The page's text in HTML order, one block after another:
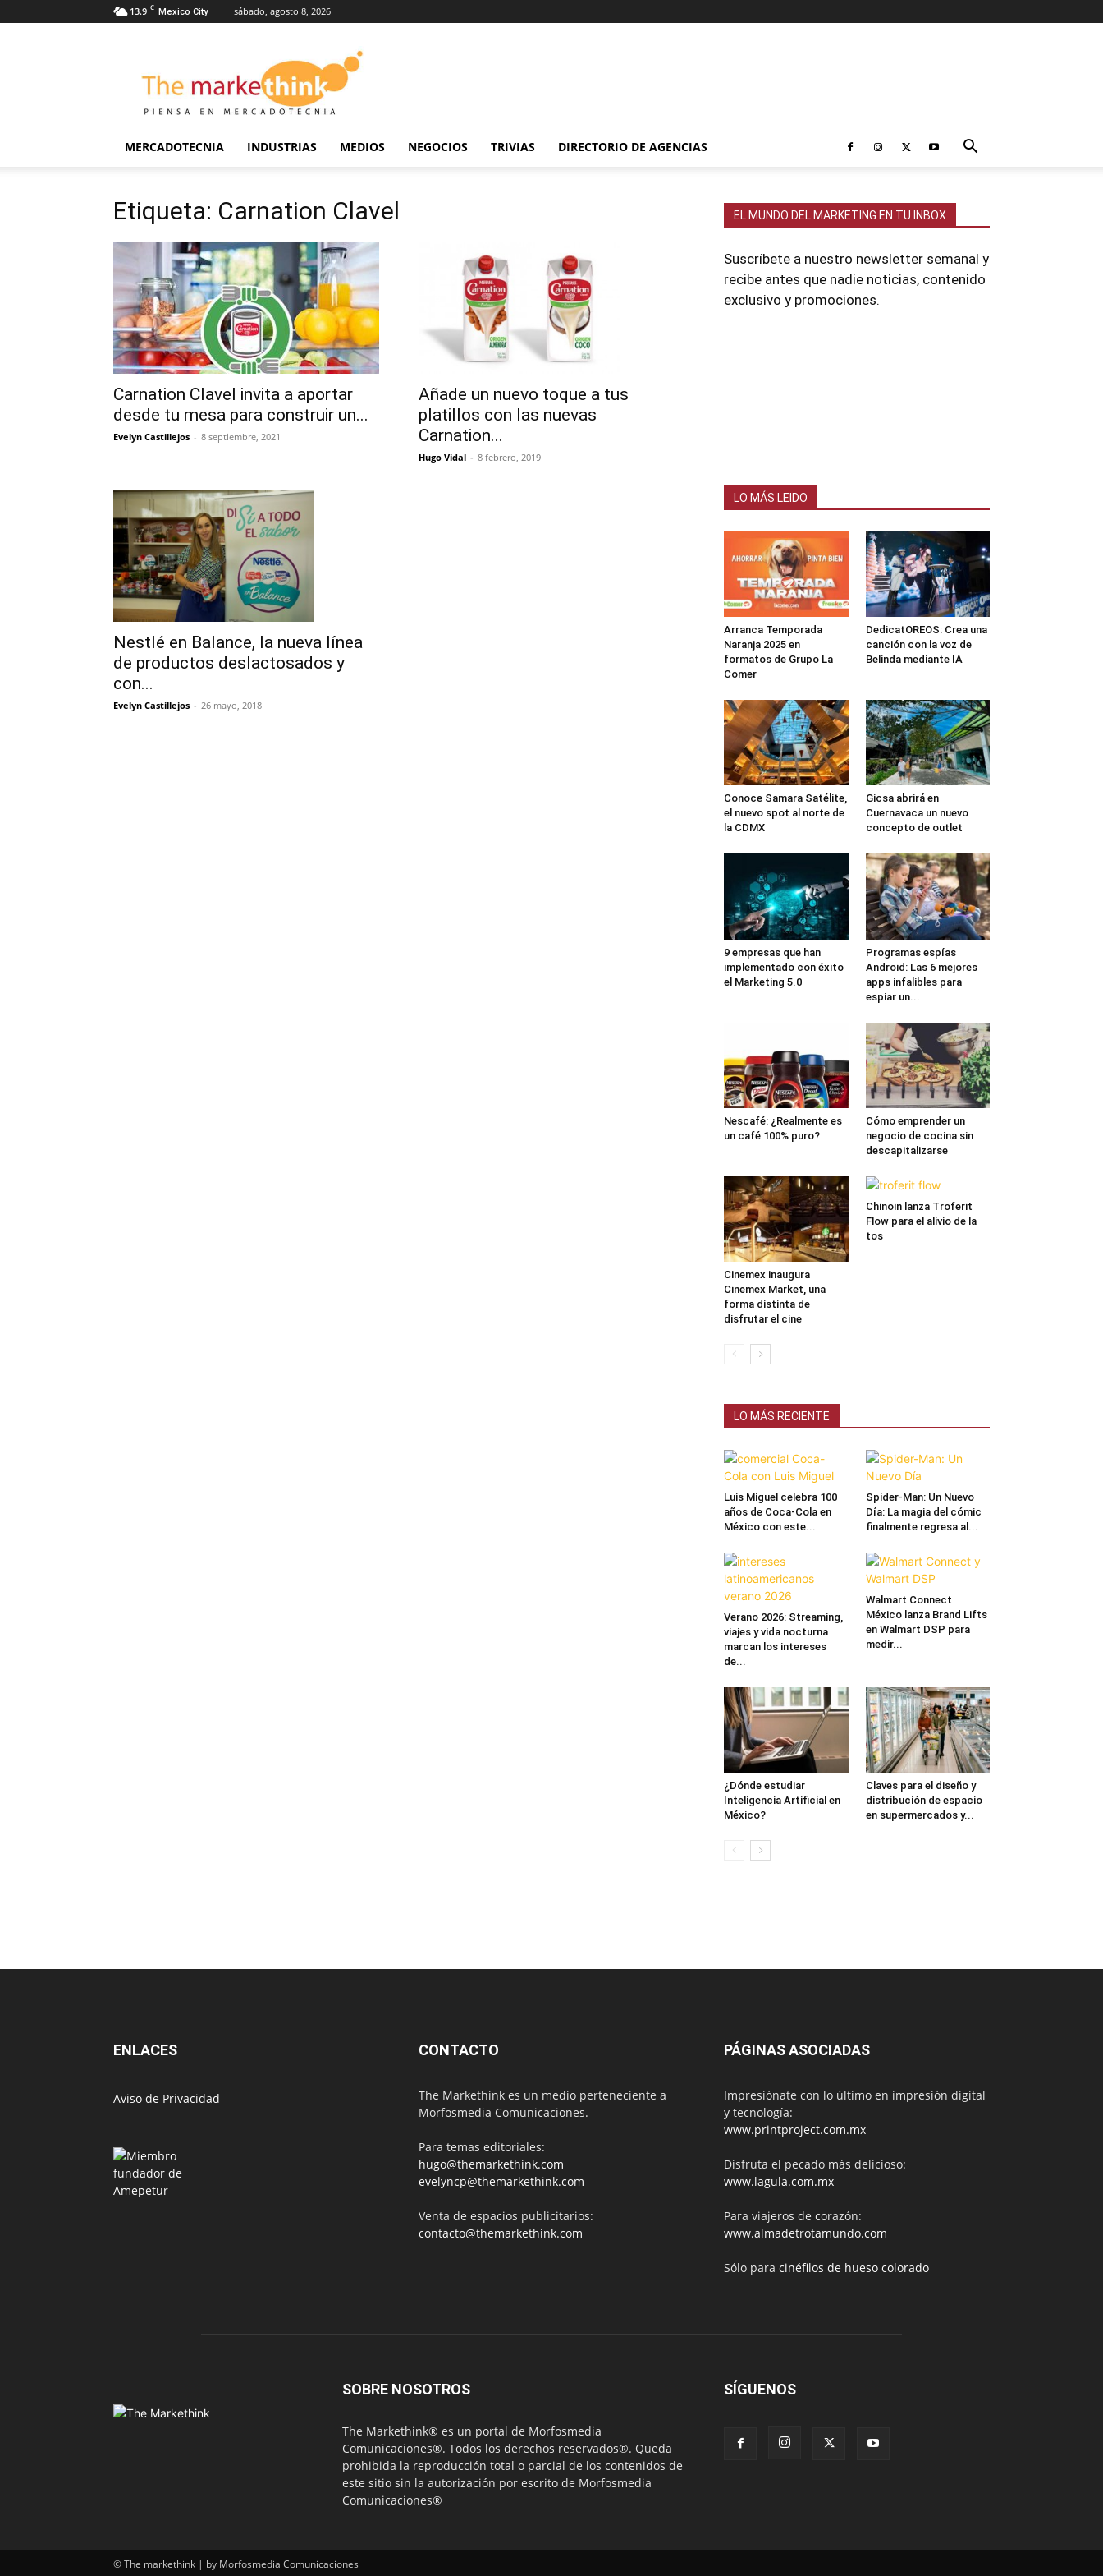
13.9 C Mexico City sábado, agosto 8, 2026
Markethink
MERCADOTECNIA INDUSTRIAS MEDIOS NEGOCIOS TRIVIAS DIRECTORIO DE AGENCIAS
Etiqueta: Carnation Clavel
Carnation Clavel invita a aportar
desde tu mesa para construir un...
Evelyn Castillejos - 8 septiembre, 2021
Añade un nuevo toque a tus
platillos con las nuevas
Carnation...
Hugo Vidal - 8 febrero, 2019
Nestlé en Balance, la nueva línea
de productos deslactosados y
con...
Evelyn Castillejos - 26 mayo, 2018
EL MUNDO DEL MARKETING EN TU INBOX
Suscríbete a nuestro newsletter semanal y
recibe antes que nadie noticias, contenido
exclusivo y promociones.
LO MÁS LEIDO
Arranca Temporada
Naranja 2025 en
formatos de Grupo La
Comer
DedicatOREOS: Crea una
canción con la voz de
Belinda mediante IA
Conoce Samara Satélite,
el nuevo spot al norte de
la CDMX
Gicsa abrirá en
Cuernavaca un nuevo
concepto de outlet
9 empresas que han
implementado con éxito
el Marketing 5.0
Programas espías
Android: Las 6 mejores
apps infalibles para
espiar un...
Nescafé: ¿Realmente es
un café 100% puro?
Cómo emprender un
negocio de cocina sin
descapitalizarse
Cinemex inaugura
Cinemex Market, una
forma distinta de
disfrutar el cine
Chinoin lanza Troferit
Flow para el alivio de la
tos
LO MÁS RECIENTE
Luis Miguel celebra 100
años de Coca-Cola en
México con este...
Spider-Man: Un Nuevo
Día: La magia del cómic
finalmente regresa al...
Verano 2026: Streaming,
viajes y vida nocturna
marcan los intereses
de...
Walmart Connect
México lanza Brand Lifts
en Walmart DSP para
medir...
¿Dónde estudiar
Inteligencia Artificial en
México?
Claves para el diseño y
distribución de espacio
en supermercados y...
ENLACES
Aviso de Privacidad
CONTACTO
The Markethink es un medio perteneciente a
Morfosmedia Comunicaciones.
Para temas editoriales:
hugo@themarkethink.com
evelyncp@themarkethink.com
Venta de espacios publicitarios:
contacto@themarkethink.com
PÁGINAS ASOCIADAS
Impresiónate con lo último en impresión digital
y tecnología:
www.printproject.com.mx
Disfruta el pecado más delicioso:
www.lagula.com.mx
Para viajeros de corazón:
www.almadetrotamundo.com
Sólo para cinéfilos de hueso colorado
SOBRE NOSOTROS
The Markethink® es un portal de Morfosmedia
Comunicaciones®. Todos los derechos reservados®. Queda
prohibida la reproducción total o parcial de los contenidos de
este sitio sin la autorización por escrito de Morfosmedia
Comunicaciones®
SÍGUENOS
© The markethink | by Morfosmedia Comunicaciones